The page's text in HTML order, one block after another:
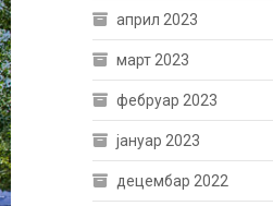
април 2023
март 2023
фебруар 2023
јануар 2023
децембар 2022